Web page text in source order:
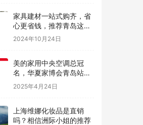
家具建材一站式购齐，省
心更省钱，推荐青岛这家
家居商场~
2024年10月24日
美的家用中央空调总冠
名，华夏家博会青岛站盛
大启幕
2025年4月24日
上海维娜化妆品是直销
吗？相信洲际小姐的推荐